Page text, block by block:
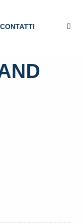
CONTATTI